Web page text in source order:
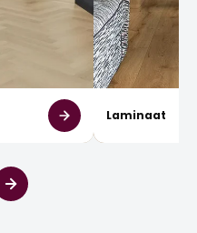
Laminaat